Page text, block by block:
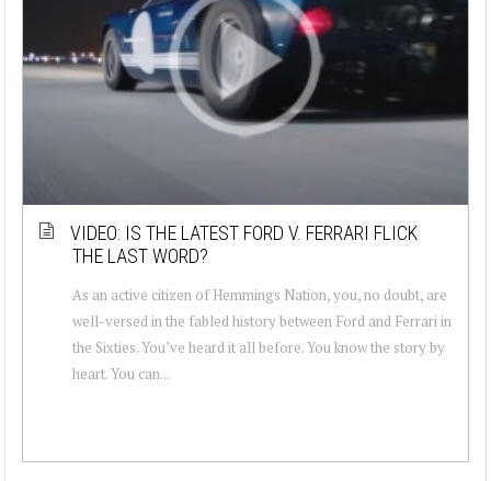
VIDEO: IS THE LATEST FORD V. FERRARI FLICK
THE LAST WORD?
As an active citizen of Hemmings Nation, you, no doubt, are
well-versed in the fabled history between Ford and Ferrari in
the Sixties. You’ve heard it all before. You know the story by
heart. You can...